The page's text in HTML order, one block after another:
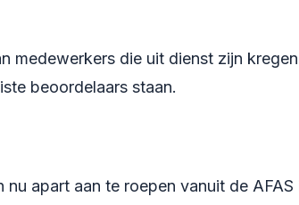
medewerkers die uit dienst zijn
beoordelaars staan.
nu apart aan te roepen vanuit de